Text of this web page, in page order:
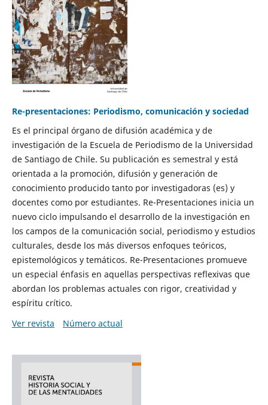
Re-presentaciones: Periodismo, comunicación y sociedad
Es el principal órgano de difusión académica y de
investigación de la Escuela de Periodismo de la Universidad
de Santiago de Chile. Su publicación es semestral y está
orientada a la promoción, difusión y generación de
conocimiento producido tanto por investigadoras (es) y
docentes como por estudiantes. Re-Presentaciones inicia un
nuevo ciclo impulsando el desarrollo de la investigación en
los campos de la comunicación social, periodismo y estudios
culturales, desde los más diversos enfoques teóricos,
epistemológicos y temáticos. Re-Presentaciones promueve
un especial énfasis en aquellas perspectivas reflexivas que
abordan los problemas actuales con rigor, creatividad y
espíritu crítico.
Ver revista
Número actual